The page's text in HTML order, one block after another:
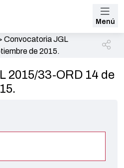
Menú
Convocatoria JGL
de 2015.
2015/33-ORD 14 de